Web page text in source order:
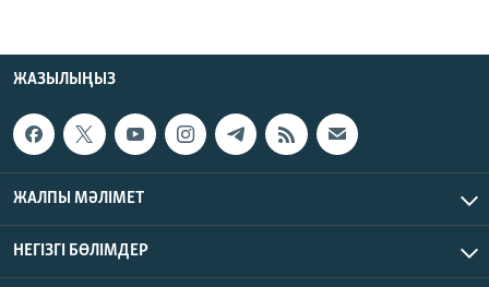
ЖАЗЫЛЫҢЫЗ
ЖАЛПЫ МӘЛІМЕТ
НЕГІЗГІ БӨЛІМДЕР